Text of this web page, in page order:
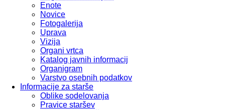
Enote
Novice
Fotogalerija
Uprava
Vizija
Organi vrtca
Katalog javnih informacij
Organigram
Varstvo osebnih podatkov
Informacije za starše
Oblike sodelovanja
Pravice staršev